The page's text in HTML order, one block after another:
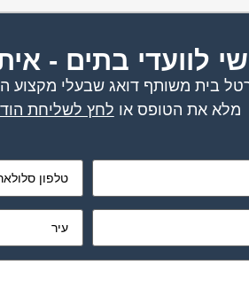
לוועדי בתים -
בית משותף דואג שבעלי מקצוע
מלא את הטופס או לחץ לשליחת